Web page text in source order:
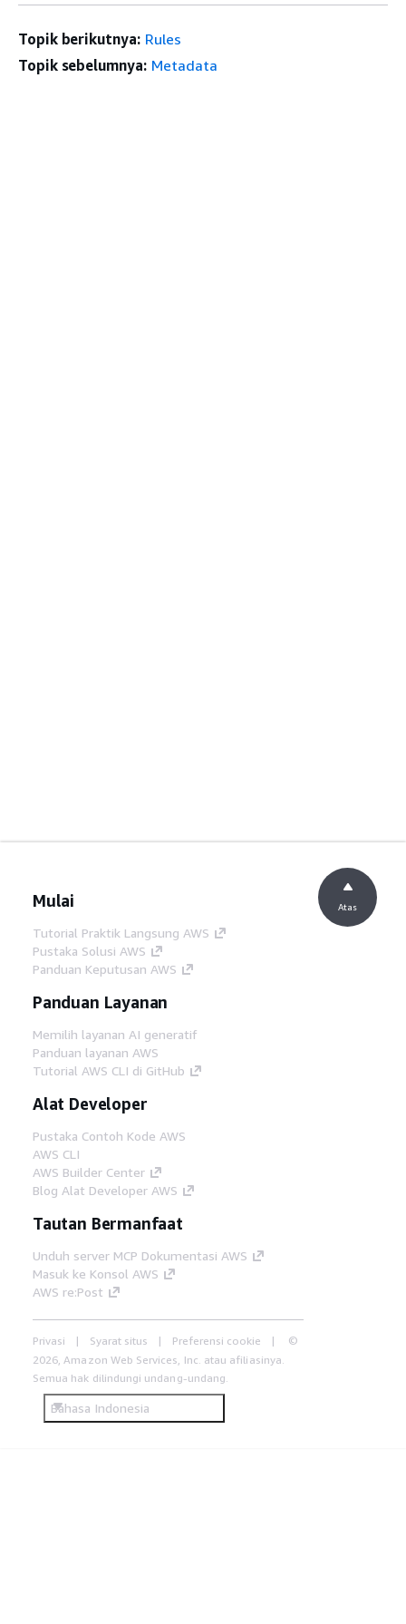
Topik berikutnya: Rules
Topik sebelumnya: Metadata
Mulai
Tutorial Praktik Langsung AWS
Pustaka Solusi AWS
Panduan Keputusan AWS
Panduan Layanan
Memilih layanan AI generatif
Panduan layanan AWS
Tutorial AWS CLI di GitHub
Alat Developer
Pustaka Contoh Kode AWS
AWS CLI
AWS Builder Center
Blog Alat Developer AWS
Tautan Bermanfaat
Unduh server MCP Dokumentasi AWS
Masuk ke Konsol AWS
AWS re:Post
Privasi Syarat situs Preferensi cookie
©
2026, Amazon Web Services, Inc. atau afiliasinya.
Semua hak dilindungi undang-undang.
Bahasa Indonesia
Atas